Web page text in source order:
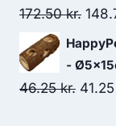
172.50kr. Den
pris
var:
-
46.25kr. Den
41.25